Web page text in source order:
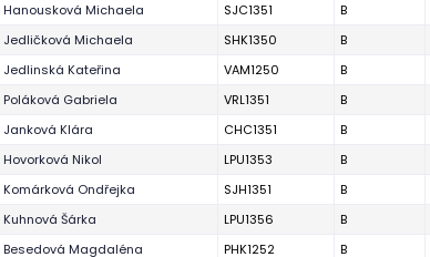
Hanousková Michaela SJC1351 B
Jedličková Michaela SHK1350 B
Jedlinská Kateřina VAM1250 B
Poláková Gabriela VRL1351 B
Janková Klára CHC1351 B
Hovorková Nikol LPU1353 B
Komárková Ondřejka SJH1351 B
Kuhnová Šárka LPU1356 B
Besedová Magdaléna PHK1252 B